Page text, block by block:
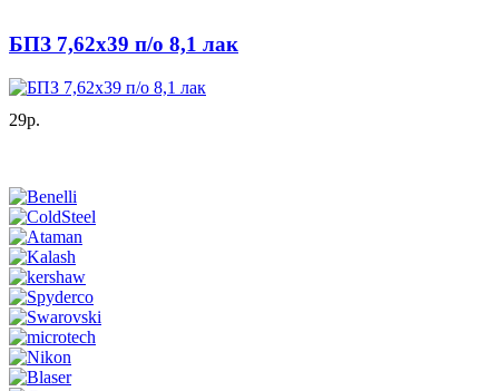
БПЗ 7,62х39 п/о 8,1 лак
29р.